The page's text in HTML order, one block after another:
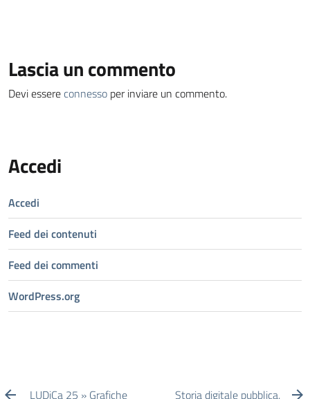
Lascia un commento
Devi essere connesso per inviare un commento.
Accedi
Accedi
Feed dei contenuti
Feed dei commenti
WordPress.org
LUDiCa 25 » Grafiche
Storia digitale pubblica.